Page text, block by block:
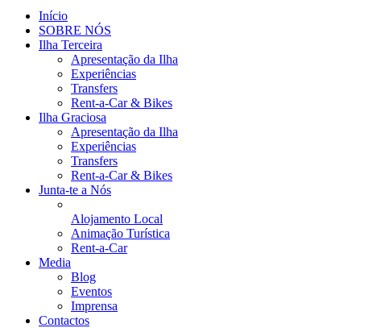
Início
SOBRE NÓS
Ilha Terceira
Apresentação da Ilha
Experiências
Transfers
Rent-a-Car & Bikes
Ilha Graciosa
Apresentação da Ilha
Experiências
Transfers
Rent-a-Car & Bikes
Junta-te a Nós
Alojamento Local
Animação Turística
Rent-a-Car
Media
Blog
Eventos
Imprensa
Contactos